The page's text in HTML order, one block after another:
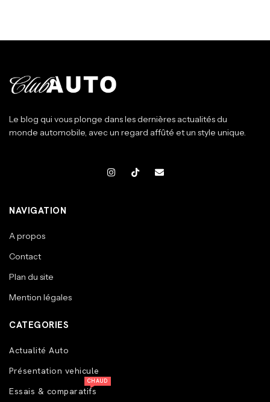
Le blog qui vous plonge dans les dernières actualités du
monde automobile, avec un regard affûté et un style unique.
NAVIGATION
A propos
Contact
Plan du site
Mention légales
CATEGORIES
Actualité Auto
Présentation vehicule
Essais & comparatifs
CHAUD